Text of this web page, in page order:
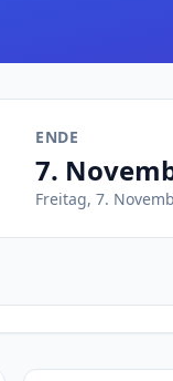
ENDE
7.
Freitag, 7.